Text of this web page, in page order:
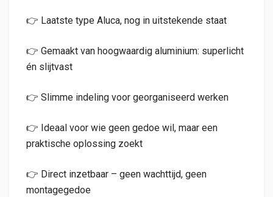
👉 Laatste type Aluca, nog in uitstekende staat
👉 Gemaakt van hoogwaardig aluminium: superlicht
én slijtvast
👉 Slimme indeling voor georganiseerd werken
👉 Ideaal voor wie geen gedoe wil, maar een
praktische oplossing zoekt
👉 Direct inzetbaar – geen wachttijd, geen
montagegedoe